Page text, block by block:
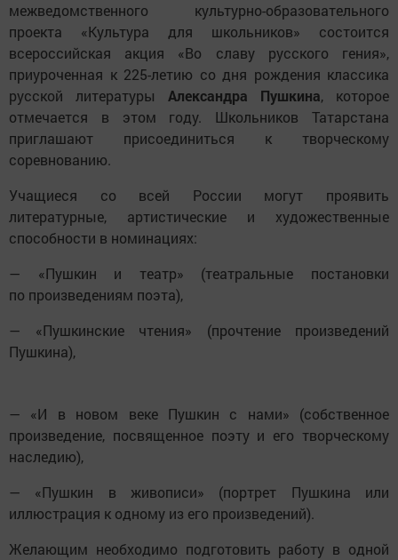
межведомственного культурно-образовательного
проекта «Культура для школьников» состоится
всероссийская акция «Во славу русского гения»,
приуроченная к 225-летию со дня рождения классика
русской литературы Александра Пушкина, которое
отмечается в этом году. Школьников Татарстана
приглашают присоединиться к творческому
соревнованию.
Учащиеся со всей России могут проявить
литературные, артистические и художественные
способности в номинациях:
— «Пушкин и театр» (театральные постановки
по произведениям поэта),
— «Пушкинские чтения» (прочтение произведений
Пушкина),
— «И в новом веке Пушкин с нами» (собственное
произведение, посвященное поэту и его творческому
наследию),
— «Пушкин в живописи» (портрет Пушкина или
иллюстрация к одному из его произведений).
Желающим необходимо подготовить работу в одной